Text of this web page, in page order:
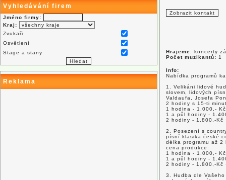
Vyhledávání firem
Jméno firmy:
Kraj:
Zvukaři
Osvětlení
Stage a stany
Reklama
Hrajeme: koncerty
Počet muzikantů: 1
Info:
Nabídka programů
1. Velikáni lidové
slovem, lidových
Valdaufa, Josefa
2 hodiny s 15-ti
1 hodina - 1.000,- Kč
1 a půl hodiny -
2 hodiny - 1.800,-Kč
2. Posezení s
písní klasika české
délka programu až
cena produkce:
1 hodina - 1.000,- Kč
1 a půl hodiny -
2 hodiny - 1.800,-Kč
3. Hudba dle